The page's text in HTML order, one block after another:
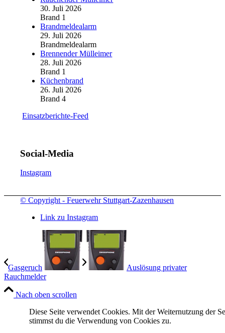
30. Juli 2026
Brand 1
Brandmeldealarm
29. Juli 2026
Brandmeldealarm
Brennender Mülleimer
28. Juli 2026
Brand 1
Küchenbrand
26. Juli 2026
Brand 4
Einsatzberichte-Feed
Social-Media
Instagram
© Copyright - Feuerwehr Stuttgart-Zazenhausen
Link zu Instagram
Gasgeruch
Auslösung privater
Rauchmelder
Nach oben scrollen
Diese Seite verwendet Cookies. Mit der Weiternutzung der
stimmst du die Verwendung von Cookies zu.